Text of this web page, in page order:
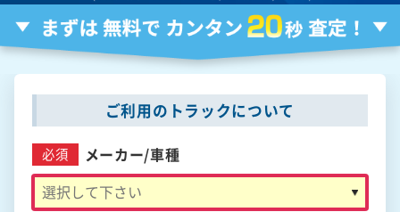
ご利用のトラックについて
必須 メーカー/車種